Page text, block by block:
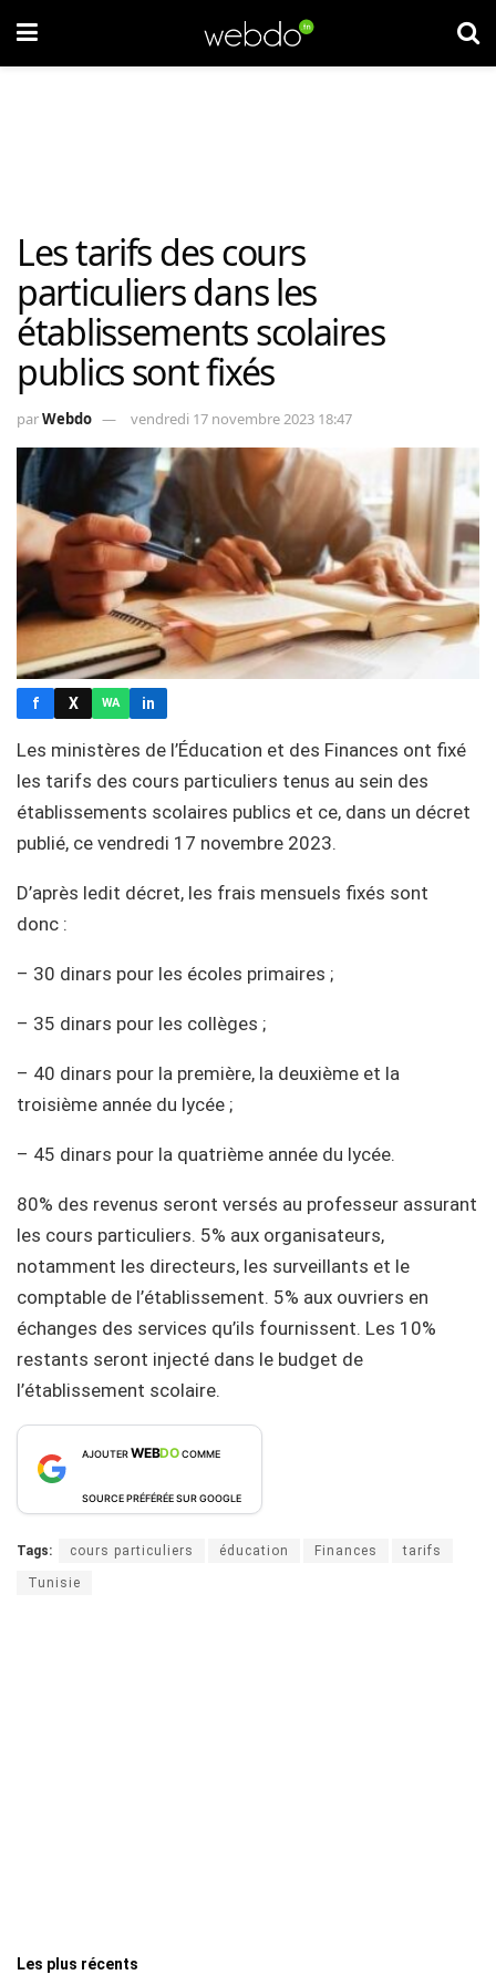
Les tarifs des cours
particuliers dans les
établissements scolaires
publics sont fixés
parWebdo vendredi 17 novembre 2023 18:47
f X WA in
Les ministères de l’Éducation et des Finances ont fixé
les tarifs des cours particuliers tenus au sein des
établissements scolaires publics et ce, dans un décret
publié, ce vendredi 17 novembre 2023.
D’après ledit décret, les frais mensuels fixés sont
donc :
– 30 dinars pour les écoles primaires ;
– 35 dinars pour les collèges ;
– 40 dinars pour la première, la deuxième et la
troisième année du lycée ;
– 45 dinars pour la quatrième année du lycée.
80% des revenus seront versés au professeur assurant
les cours particuliers. 5% aux organisateurs,
notamment les directeurs, les surveillants et le
comptable de l’établissement. 5% aux ouvriers en
échanges des services qu’ils fournissent. Les 10%
restants seront injecté dans le budget de
l’établissement scolaire.
AJOUTERWEBDOCOMME
SOURCE PRÉFÉRÉE SUR GOOGLE
Tags: cours particuliers éducation Finances tarifs
Tunisie
Les plus récents